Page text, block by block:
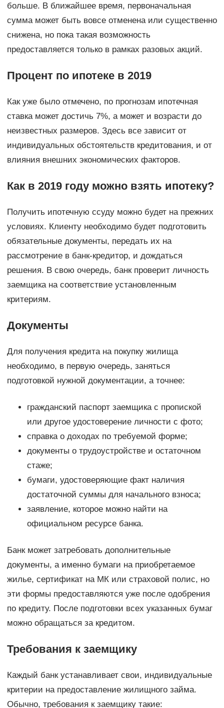
больше. В ближайшее время, первоначальная
сумма может быть вовсе отменена или существенно
снижена, но пока такая возможность
предоставляется только в рамках разовых акций.
Процент по ипотеке в 2019
Как уже было отмечено, по прогнозам ипотечная
ставка может достичь 7%, а может и возрасти до
неизвестных размеров. Здесь все зависит от
индивидуальных обстоятельств кредитования, и от
влияния внешних экономических факторов.
Как в 2019 году можно взять ипотеку?
Получить ипотечную ссуду можно будет на прежних
условиях. Клиенту необходимо будет подготовить
обязательные документы, передать их на
рассмотрение в банк-кредитор, и дождаться
решения. В свою очередь, банк проверит личность
заемщика на соответствие установленным
критериям.
Документы
Для получения кредита на покупку жилища
необходимо, в первую очередь, заняться
подготовкой нужной документации, а точнее:
гражданский паспорт заемщика с пропиской
или другое удостоверение личности с фото;
справка о доходах по требуемой форме;
документы о трудоустройстве и остаточном
стаже;
бумаги, удостоверяющие факт наличия
достаточной суммы для начального взноса;
заявление, которое можно найти на
официальном ресурсе банка.
Банк может затребовать дополнительные
документы, а именно бумаги на приобретаемое
жилье, сертификат на МК или страховой полис, но
эти формы предоставляются уже после одобрения
по кредиту. После подготовки всех указанных бумаг
можно обращаться за кредитом.
Требования к заемщику
Каждый банк устанавливает свои, индивидуальные
критерии на предоставление жилищного займа.
Обычно, требования к заемщику такие: